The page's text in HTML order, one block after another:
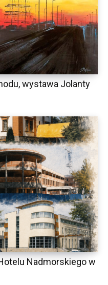
wystawa Jolanty
Nadmorskiego w